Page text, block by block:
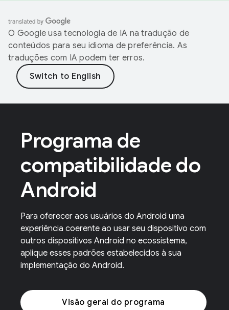
O Google usa tecnologia de IA na tradução de
conteúdos para seu idioma de preferência. As
traduções com IA podem ter erros.
Programa de
compatibilidade do
Android
Para oferecer aos usuários do Android uma
experiência coerente ao usar seu dispositivo com
outros dispositivos Android no ecossistema,
aplique esses padrões estabelecidos à sua
implementação do Android.
Visão geral do programa